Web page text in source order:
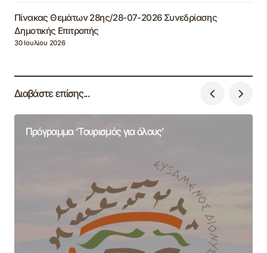
Πίνακας Θεμάτων 28ης/28-07-2026 Συνεδρίασης
Δημοτικής Επιτροπής
30 Ιουλίου 2026
Διαβάστε επίσης...
Πρόγραμμα ‘Τουρισμός για όλους’